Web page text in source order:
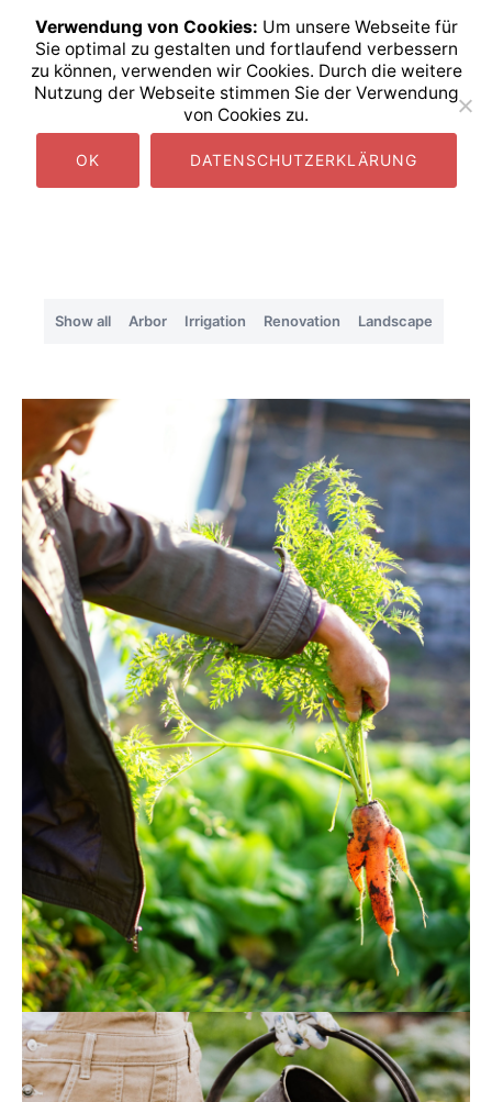
Ludwig Nenninger GmbH
seit 1949 Projects
Home/ Projects
Show all Arbor Irrigation Renovation Landscape
Verwendung von Cookies: Um unsere Webseite für
Sie optimal zu gestalten und fortlaufend verbessern
zu können, verwenden wir Cookies. Durch die weitere
Nutzung der Webseite stimmen Sie der Verwendung
von Cookies zu.
OK DATENSCHUTZERKLÄRUNG